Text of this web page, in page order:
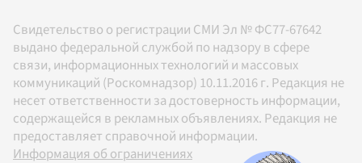
Свидетельство о регистрации СМИ Эл № ФС77-67642
выдано федеральной службой по надзору в сфере
связи, информационных технологий и массовых
коммуникаций (Роскомнадзор) 10.11.2016 г. Редакция не
несет ответственности за достоверность информации,
содержащейся в рекламных объявлениях. Редакция не
предоставляет справочной информации.
Информация об ограничениях